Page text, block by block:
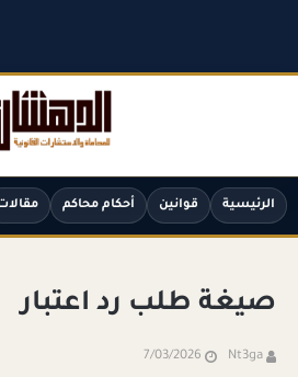
الرئيسية قوانين أحكام محاكم
صيغة طلب رد اعتبار
Nt3ga
7/03/2026